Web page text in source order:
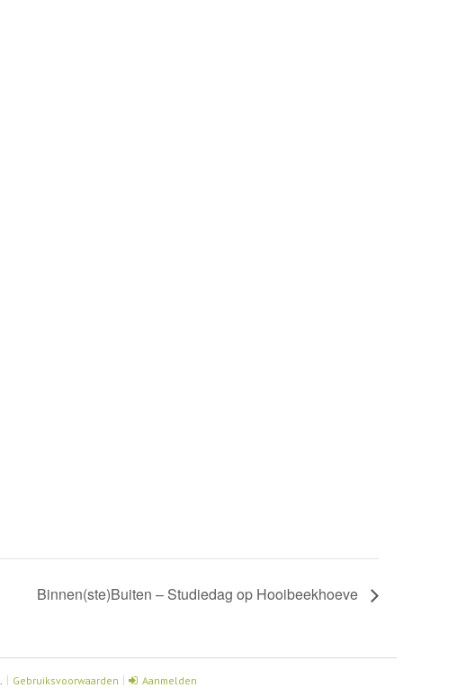
Binnen(ste)Buiten – Studiedag op Hooibeekhoeve
Gebruiksvoorwaarden Aanmelden